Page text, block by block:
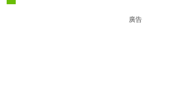
廣告